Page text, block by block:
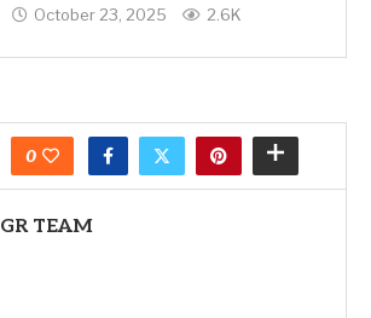
October 23, 2025 2.6K
0
GR TEAM